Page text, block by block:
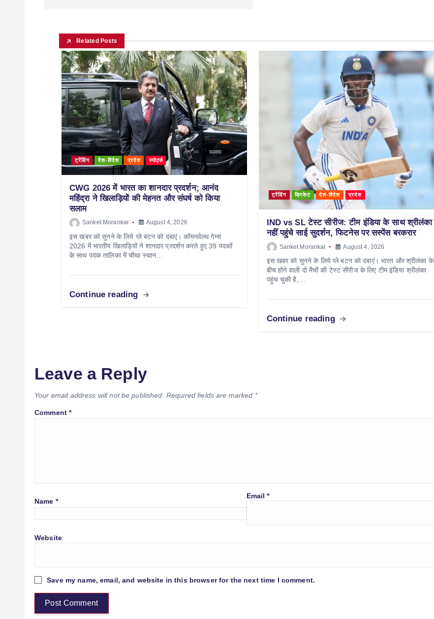
Related Posts
ट्रेंडिंग देश-विदेश प्रदेश स्पोर्ट्स
CWG 2026 में भारत का शानदार प्रदर्शन; आनंद
महिंद्रा ने खिलाड़ियों की मेहनत और संघर्ष को किया
सलाम
Sanket Morankar August 4, 2026
इस खबर को सुनने के लिये प्ले बटन को दबाएं। कॉमनवेल्थ गेम्स
2026 में भारतीय खिलाड़ियों ने शानदार प्रदर्शन करते हुए 39 पदकों
के साथ पदक तालिका में चौथा स्थान…
Continue reading
ट्रेंडिंग क्रिकेट देश-विदेश प्रदेश
IND vs SL टेस्ट सीरीज: टीम इंडिया के साथ श्रीलंका
नहीं पहुंचे साई सुदर्शन, फिटनेस पर सस्पेंस बरकरार
Sanket Morankar August 4, 2026
इस खबर को सुनने के लिये प्ले बटन को दबाएं। भारत और श्रीलंका के
बीच होने वाली दो मैचों की टेस्ट सीरीज के लिए टीम इंडिया श्रीलंका
पहुंच चुकी है,…
Continue reading
Leave a Reply
Your email address will not be published. Required fields are marked *
Comment*
Name *
Email*
Website
Save my name, email, and website in this browser for the next time I comment.